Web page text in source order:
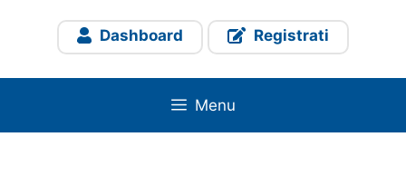
Dashboard Registrati
Menu